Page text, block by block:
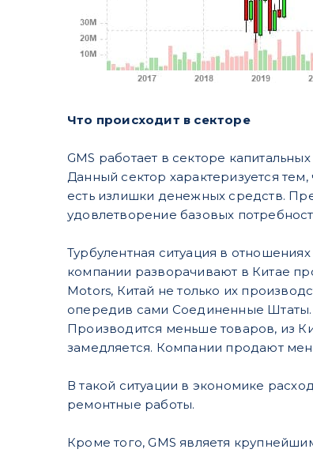
Что происходит в секторе
GMS работает в секторе
Данный сектор характеризуется
есть излишки денежных средств.
удовлетворение базовых
Турбулентная ситуация в
компании разворачивают в Китае
Motors, Китай не только их
опередив сами Соединенные
Производится меньше товаров, из
замедляется. Компании продают
В такой ситуации в экономике
ремонтные работы.
Кроме того, GMS являетя